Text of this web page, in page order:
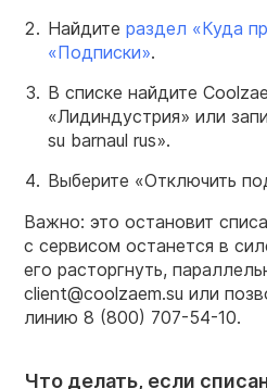
Найдите раздел «Куда
«Подписки».
В списке найдите
«Лидиндустрия» или
su barnaul rus».
Выберите «Отключить
Важно: это остановит
с сервисом останется в
его расторгнуть,
client@coolzaem.su или
линию 8 (800) 707-54-10.
Что делать, если